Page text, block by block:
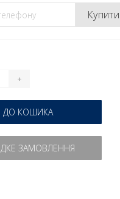
Купити
+
ДО КОШИКА
ЗАМОВЛЕННЯ